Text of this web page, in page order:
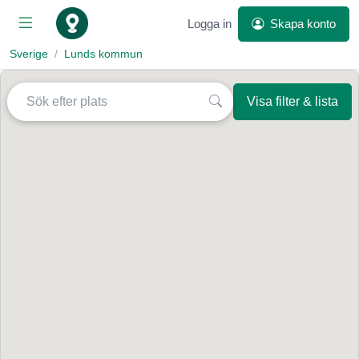
Logga in Skapa konto
Sverige Lunds kommun
Visa filter & lista